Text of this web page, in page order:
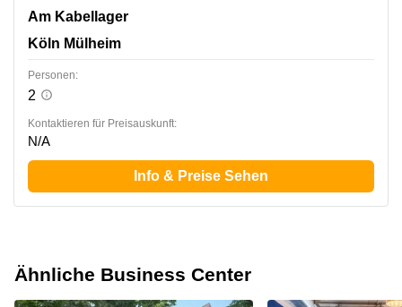
Am Kabellager 11, Köln Mülheim
Am Kabellager
Köln Mülheim
Personen:
2
Kontaktieren für Preisauskunft:
N/A
Info & Preise Sehen
Ähnliche Business Center